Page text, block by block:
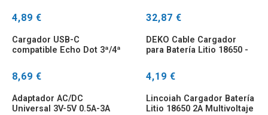
4,89 € 32,87 €
Cargador USB-C
compatible Echo Dot 3ª/4ª
8,69 €
DEKO Cable Cargador
para Batería Litio 18650 -
4,19 €
Adaptador AC/DC
Universal 3V-5V 0.5A-3A
Lincoiah Cargador Batería
Litio 18650 2A Multivoltaje